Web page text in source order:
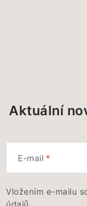
Aktuální
E-mail
Vložením e-mailu
údajů